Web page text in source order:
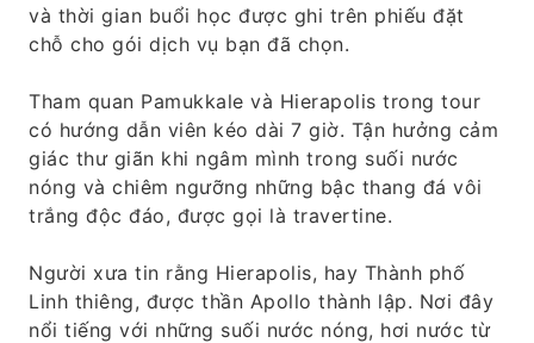
và thời gian buổi học được ghi trên phiếu đặt
chỗ cho gói dịch vụ bạn đã chọn.
Tham quan Pamukkale và Hierapolis trong tour
có hướng dẫn viên kéo dài 7 giờ. Tận hưởng cảm
giác thư giãn khi ngâm mình trong suối nước
nóng và chiêm ngưỡng những bậc thang đá vôi
trắng độc đáo, được gọi là travertine.
Người xưa tin rằng Hierapolis, hay Thành phố
Linh thiêng, được thần Apollo thành lập. Nơi đây
nổi tiếng với những suối nước nóng, hơi nước từ